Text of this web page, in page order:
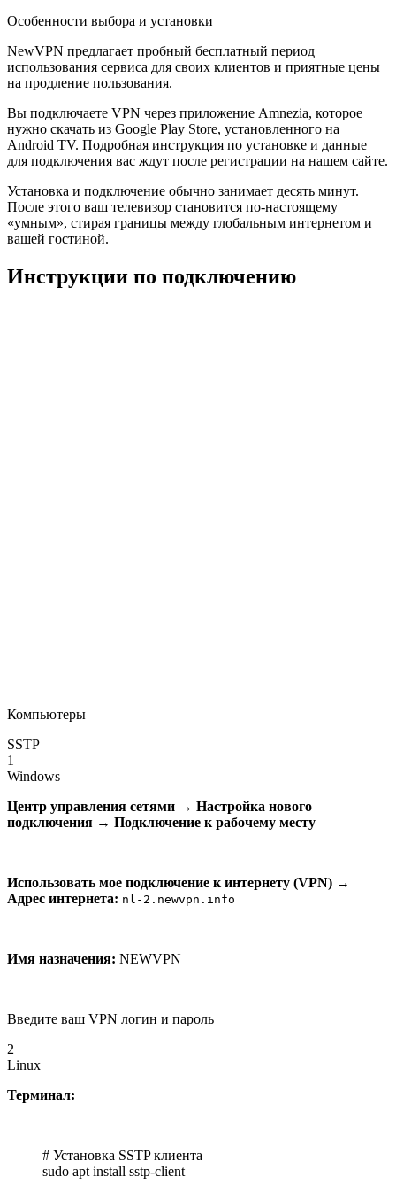
Особенности выбора и установки
NewVPN предлагает пробный бесплатный период
использования сервиса для своих клиентов и приятные цены
на продление пользования.
Вы подключаете VPN через приложение Amnezia, которое
нужно скачать из Google Play Store, установленного на
Android TV. Подробная инструкция по установке и данные
для подключения вас ждут после регистрации на нашем сайте.
Установка и подключение обычно занимает десять минут.
После этого ваш телевизор становится по-настоящему
«умным», стирая границы между глобальным интернетом и
вашей гостиной.
Инструкции по подключению
Компьютеры
SSTP
1
Windows
Центр управления сетями → Настройка нового
подключения → Подключение к рабочему месту
Использовать мое подключение к интернету (VPN) →
Адрес интернета: nl-2.newvpn.info
Имя назначения: NEWVPN
Введите ваш VPN логин и пароль
2
Linux
Терминал:
# Установка SSTP клиента
sudo apt install sstp-client